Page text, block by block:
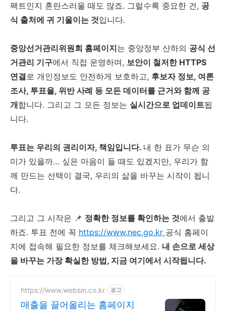
팩트인지 혼란스러울 때도 많죠. 그럴수록 중요한 건, 공
식 출처에 귀 기울이는 것입니다.
중앙선거관리위원회 홈페이지는 중앙정부 산하의 공식 선
거관리 기구에서 직접 운영하며, 보안이 철저한 HTTPS
연결로 개인정보도 안전하게 보호하고, 후보자 정보, 여론
조사, 투표율, 위반 사례 등 모든 데이터를 근거와 함께 공
개합니다. 그리고 그 모든 정보는 실시간으로 업데이트됩
니다.
투표는 우리의 권리이자, 책임입니다. 내 한 표가 무슨 의
미가 있을까… 싶은 마음이 들 때도 있겠지만, 우리가 함
께 만드는 선택이 결국, 우리의 삶을 바꾸는 시작이 됩니
다.
그리고 그 시작은 📌 정확한 정보를 확인하는 것에서 출발
하죠. 투표 전에 꼭 https://www.nec.go.kr 공식 홈페이
지에 접속해 필요한 정보를 체크해보세요. 내 손으로 세상
을 바꾸는 가장 확실한 방법, 지금 여기에서 시작됩니다.
https://www.websin.co.kr 광고
매출을 끌어올리는 홈페이지